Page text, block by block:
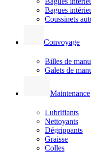
Bagues
Coussinets
Convoyage
Billes de
Galets de
Maintenance
Lubrifiants
Nettoyants
Dégrippants
Graisse
Colles